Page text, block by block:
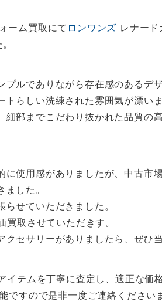
ーム買取にて ロンワンズ レナー
ルでありながら存在感のあるデ
らしい洗練された雰囲気が漂いま
部までこだわり抜かれた品質の
使用感がありましたが、中古市
した。
せていただきました。
取させていただきす。
セサリーがありましたら、ぜひ
イテムを丁寧に査定し、適正な価
すので是非一度ご連絡ください